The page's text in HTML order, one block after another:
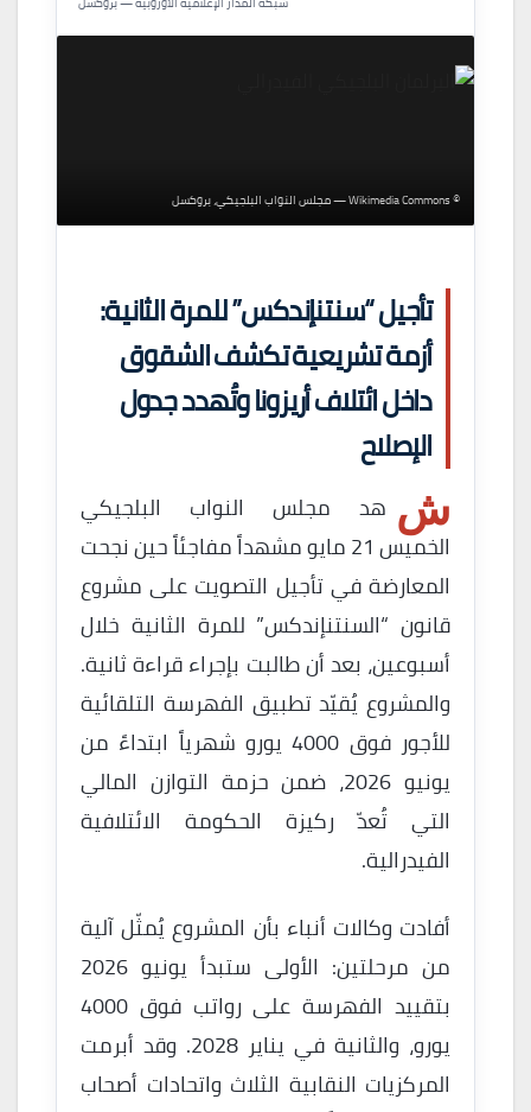
© Wikimedia Commons — مجلس النواب البلجيكي، بروكسل
تأجيل “سنتنإندكس” للمرة الثانية:
أزمة تشريعية تكشف الشقوق
داخل ائتلاف أريزونا وتُهدد جدول
الإصلاح
ش هد مجلس النواب البلجيكي
الخميس 21 مايو مشهداً مفاجئاً حين نجحت
المعارضة في تأجيل التصويت على مشروع
قانون “السنتنإندكس” للمرة الثانية خلال
أسبوعين، بعد أن طالبت بإجراء قراءة ثانية.
والمشروع يُقيّد تطبيق الفهرسة التلقائية
للأجور فوق 4000 يورو شهرياً ابتداءً من
يونيو 2026، ضمن حزمة التوازن المالي
التي تُعدّ ركيزة الحكومة الائتلافية
الفيدرالية.
أفادت وكالات أنباء بأن المشروع يُمثّل آلية
من مرحلتين: الأولى ستبدأ يونيو 2026
بتقييد الفهرسة على رواتب فوق 4000
يورو، والثانية في يناير 2028. وقد أبرمت
المركزيات النقابية الثلاث واتحادات أصحاب